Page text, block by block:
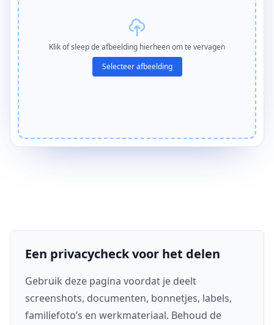
Klik of sleep de afbeelding hierheen om te vervagen
Selecteer afbeelding
Een privacycheck voor het delen
Gebruik deze pagina voordat je deelt
screenshots, documenten, bonnetjes, labels,
familiefoto’s en werkmateriaal. Behoud de